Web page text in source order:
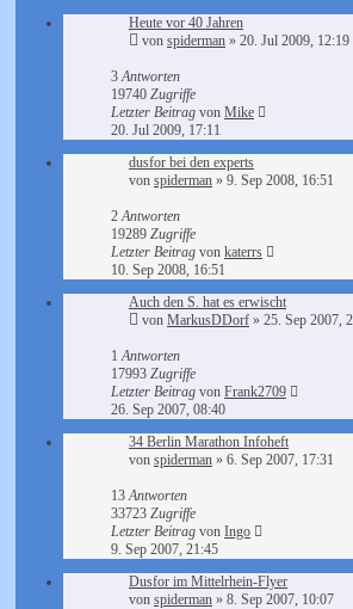
Heute vor 40 Jahren
von spiderman » 20. Jul 2009, 12:19
3Antworten
19740 Zugriffe
Letzter Beitrag von Mike
20. Jul 2009, 17:11
dusfor bei den experts
von spiderman » 9. Sep 2008, 16:51
2Antworten
19289 Zugriffe
Letzter Beitrag von katerrs
10. Sep 2008, 16:51
Auch den S. hat es erwischt
von MarkusDDorf » 25. Sep 2007,
1Antworten
17993 Zugriffe
Letzter Beitrag von Frank2709
26. Sep 2007, 08:40
34 Berlin Marathon Infoheft
von spiderman » 6. Sep 2007, 17:31
13Antworten
33723 Zugriffe
Letzter Beitrag von Ingo
9. Sep 2007, 21:45
Dusfor im Mittelrhein-Flyer
von spiderman » 8. Sep 2007, 10:07